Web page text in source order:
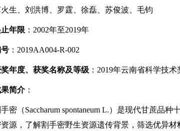
生、刘洪博、罗霆、徐磊、苏俊波、毛钧
年限 ：2002年至2019年
：2019AA004-R-002
年度、获奖名称及等级 ：2019年云南省科学技
简介：
密（Saccharum spontaneum L.）是现代甘蔗品
源，了解割手密野生资源遗传背景，筛选优异